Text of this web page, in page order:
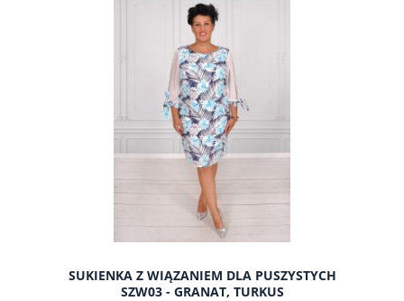
do koszyka
SUKIENKA Z WIĄZANIEM DLA PUSZYSTYCH
SZW03 - GRANAT, TURKUS